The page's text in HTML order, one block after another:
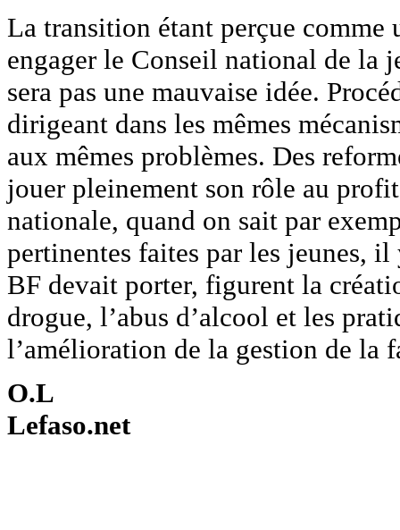
La transition étant perçue
engager le Conseil national de la
sera pas une mauvaise idée.
dirigeant dans les mêmes
aux mêmes problèmes. Des
jouer pleinement son rôle au
nationale, quand on sait par
pertinentes faites par les jeunes,
BF devait porter, figurent la
drogue, l’abus d’alcool et les
l’amélioration de la gestion de la
O.L
Lefaso.net